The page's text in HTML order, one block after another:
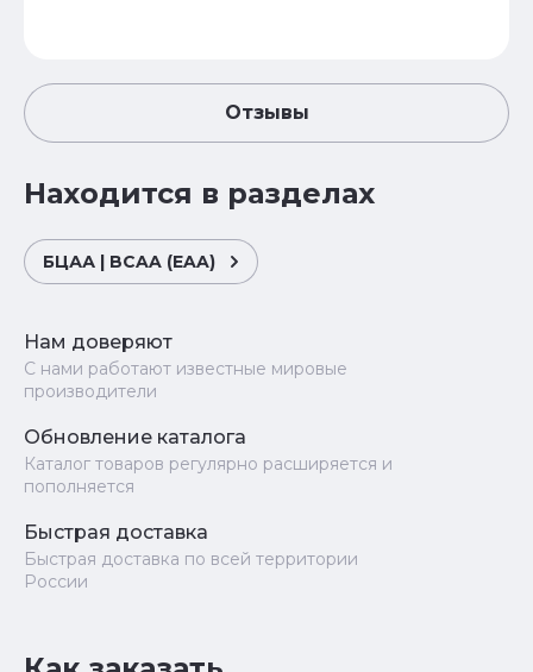
Отзывы
Находится в разделах
БЦАА | BCAA (EAA)
Нам доверяют
С нами работают известные мировые
производители
Обновление каталога
Каталог товаров регулярно расширяется и
пополняется
Быстрая доставка
Быстрая доставка по всей территории
России